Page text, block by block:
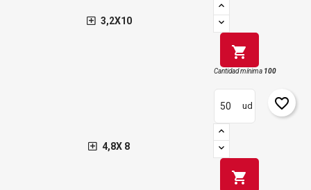
3,2X10
shopping_cart
Cantidad mínima 100
4,8X 8
ud
shopping_cart
favorite_border